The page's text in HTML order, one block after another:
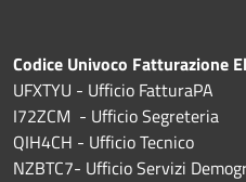
Codice Univoco Fatturazione
UFXTYU - Ufficio FatturaPA
I72ZCM - Ufficio Segreteria
QIH4CH - Ufficio Tecnico
NZBTC7- Ufficio Servizi